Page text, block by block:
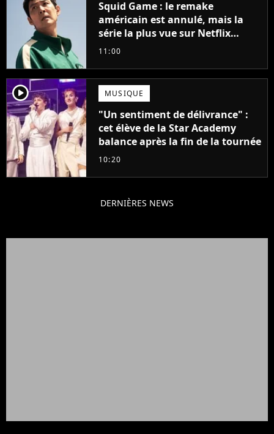
Squid Game : le remake
américain est annulé, mais la
série la plus vue sur Netflix
pourrait avoir une version
11:00
player2 MUSIQUE
"Un sentiment de délivrance" :
cet élève de la Star Academy
balance après la fin de la tournée
10:20
DERNIÈRES NEWS